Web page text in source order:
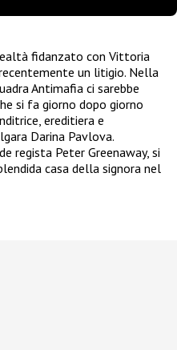
fidanzato con Vittoria
un litigio. Nella
Antimafia ci sarebbe
si fa giorno dopo giorno
ereditiera e
Darina Pavlova.
regista Peter Greenaway, si
casa della signora nel